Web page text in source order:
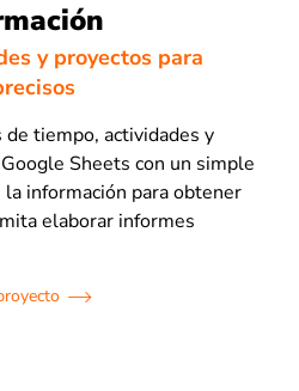
y proyectos para
de tiempo, actividades y
Sheets con un simple
información para obtener
elaborar informes